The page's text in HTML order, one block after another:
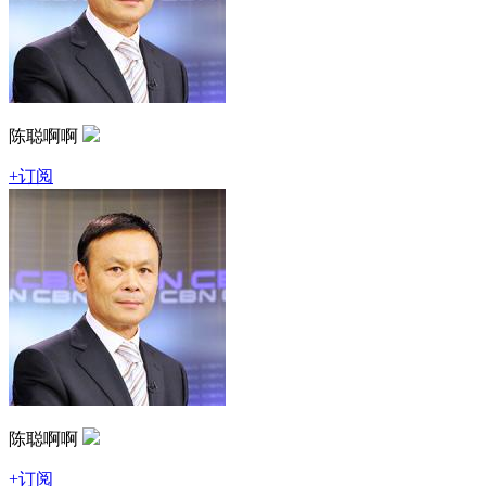
陈聪啊啊
+订阅
陈聪啊啊
+订阅